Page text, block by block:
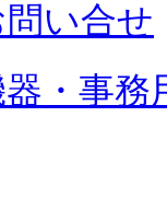
い合せ
・事務